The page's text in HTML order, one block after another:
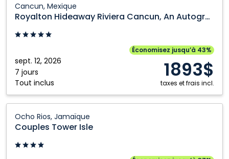
Cancun, Mexique
Royalton Hideaway Riviera Cancun, An Autograph Collection All Inclusive Resort Adults Only
sept. 12, 2026
7 jours
Tout inclus
Économisez jusqu’à 43%
1893$
taxes et frais incl.
Hideaway
Riviera
Cancun,
Autograph
Collection
All
Inclusive
Adults
Only:
Cancun,
Ocho Rios, Jamaïque
Couples Tower Isle
Tower
Isle:
Ocho